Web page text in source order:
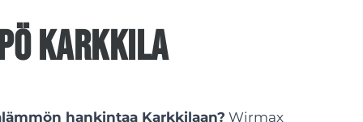
Karkkila
hankintaa Karkkilaan? Wirmax